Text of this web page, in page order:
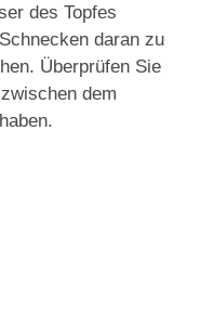
des Topfes
daran zu
Überprüfen Sie
dem